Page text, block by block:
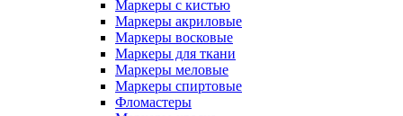
Маркеры с кистью
Маркеры акриловые
Маркеры восковые
Маркеры для ткани
Маркеры меловые
Маркеры спиртовые
Фломастеры